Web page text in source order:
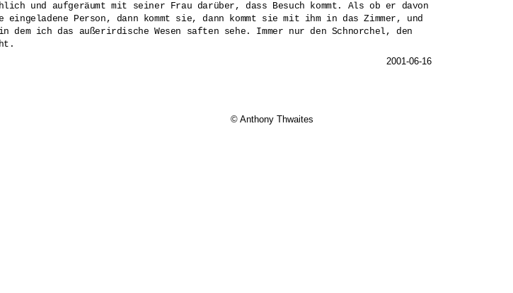
und aufgeräumt mit seiner Frau darüber, dass Besuch kommt. Als ob er davon
Person, dann kommt sie, dann kommt sie mit ihm in das Zimmer, und
dem ich das außerirdische Wesen saften sehe. Immer nur den Schnorchel, den
2001-06-16
© Anthony Thwaites